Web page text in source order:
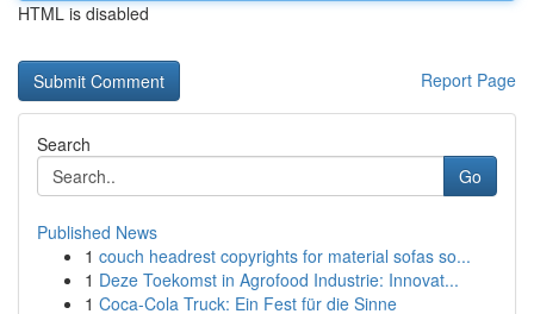
HTML is disabled
Report Page
Search
Go
Published News
1 couch headrest copyrights for material sofas so...
1 Deze Toekomst in Agrofood Industrie: Innovat...
1 Coca-Cola Truck: Ein Fest für die Sinne